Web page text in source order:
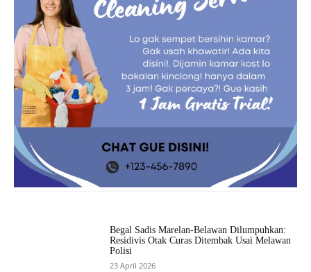
Begal Sadis Marelan-Belawan Dilumpuhkan:
Residivis Otak Curas Ditembak Usai Melawan
Polisi
23 April 2026